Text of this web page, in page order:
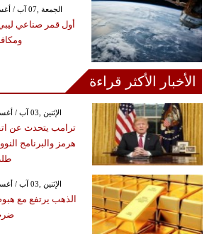
GMT 01:40 2026 الجمعة ,07 آب / أغسطس
أول قمر صناعي
الأخبار الأكثر قراءة
GMT 02:03 2026 الإثنين ,03 آب / أغسطس
ترامب يتحدث عن
هرمز والبرنامج
GMT 08:36 2026 الإثنين ,03 آب / أغسطس
الذهب يرتفع مع